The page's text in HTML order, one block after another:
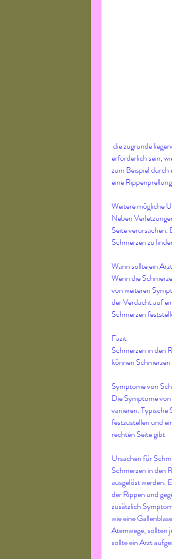
erforderlich sein,
zum Beispiel durch
Weitere mögliche
Neben
Seite verursachen.
Schmerzen zu
Wann sollte ein
Wenn die
von weiteren
der Verdacht auf
Schmerzen
Fazit
Schmerzen in den
können
Symptome von
Die Symptome
variieren. Typische
festzustellen und
rechten Seite gibt
Ursachen für
Schmerzen in den
ausgelöst werden.
der Rippen und
zusätzlich
wie eine
Atemwege, sollten
sollte ein Arzt